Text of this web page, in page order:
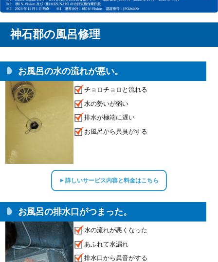
神石郡の風呂修理
お風呂の水の流れが悪い。
チョロチョロと流れる
水の勢いが弱い
排水が極端に遅い
お風呂から異臭がする
▲詳しいサービス内容と料金はこちら
お風呂の排水口がつまった。
水の流れが悪くなった
あふれて水漏れ
排水口から異音がする